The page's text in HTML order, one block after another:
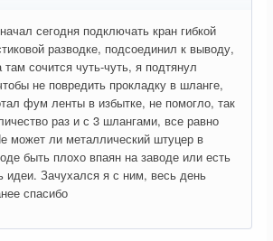
сегодня подключать кран гибкой
разводке, подсоединил к выводу,
сочится чуть-чуть, я подтянул
не повредить прокладку в шланге,
фум ленты в избытке, не помогло, так
раз и с 3 шлангами, все равно
может ли металлический штуцер в
быть плохо впаян на заводе или есть
идеи. Зачухался я с ним, весь день
спасибо